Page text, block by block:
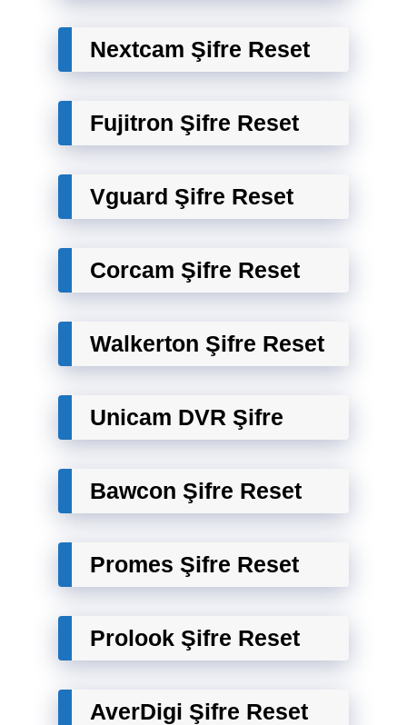
Nextcam Şifre Reset
Fujitron Şifre Reset
Vguard Şifre Reset
Corcam Şifre Reset
Walkerton Şifre Reset
Unicam DVR Şifre
Bawcon Şifre Reset
Promes Şifre Reset
Prolook Şifre Reset
AverDigi Şifre Reset